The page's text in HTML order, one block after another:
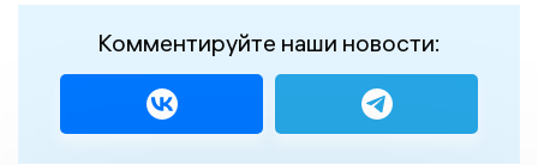
Комментируйте наши новости: